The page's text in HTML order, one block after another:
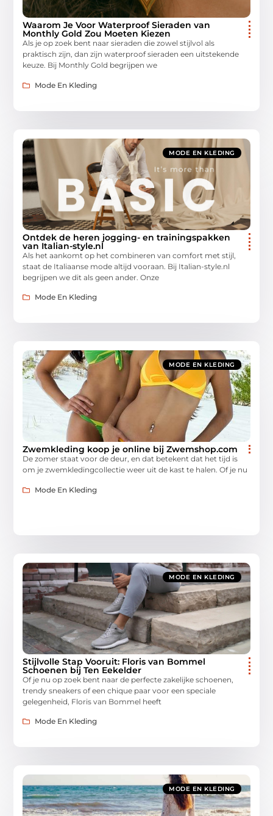
Waarom Je Voor Waterproof Sieraden van
Monthly Gold Zou Moeten Kiezen
Als je op zoek bent naar sieraden die zowel stijlvol als
praktisch zijn, dan zijn waterproof sieraden een uitstekende
keuze. Bij Monthly Gold begrijpen we
Mode En Kleding
MODE EN KLEDING
Ontdek de heren jogging- en trainingspakken
van Italian-style.nl
Als het aankomt op het combineren van comfort met stijl,
staat de Italiaanse mode altijd vooraan. Bij Italian-style.nl
begrijpen we dit als geen ander. Onze
Mode En Kleding
MODE EN KLEDING
Zwemkleding koop je online bij Zwemshop.com
De zomer staat voor de deur, en dat betekent dat het tijd is
om je zwemkledingcollectie weer uit de kast te halen. Of je nu
Mode En Kleding
MODE EN KLEDING
Stijlvolle Stap Vooruit: Floris van Bommel
Schoenen bij Ten Eekelder
Of je nu op zoek bent naar de perfecte zakelijke schoenen,
trendy sneakers of een chique paar voor een speciale
gelegenheid, Floris van Bommel heeft
Mode En Kleding
MODE EN KLEDING